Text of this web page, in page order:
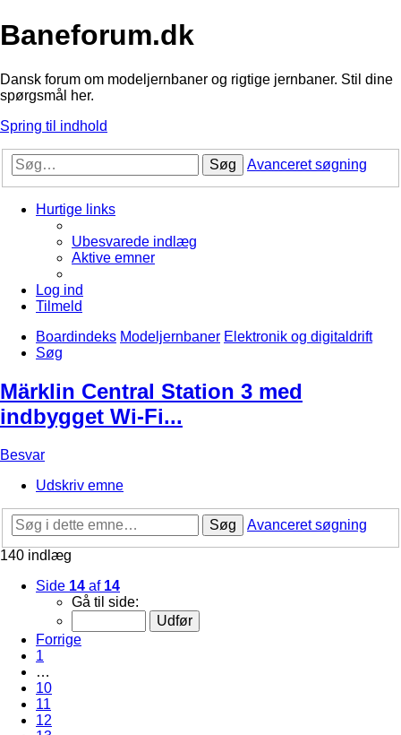
Baneforum.dk
Dansk forum om modeljernbaner og rigtige jernbaner. Stil dine
spørgsmål her.
Spring til indhold
Søg Avanceret søgning
Hurtige links
Ubesvarede indlæg
Aktive emner
Log ind
Tilmeld
Boardindeks Modeljernbaner Elektronik og digitaldrift
Søg
Märklin Central Station 3 med
indbygget Wi-Fi...
Besvar
Udskriv emne
Søg
Avanceret søgning
140 indlæg
Side 14 af 14
Gå til side:
Forrige
1
…
10
11
12